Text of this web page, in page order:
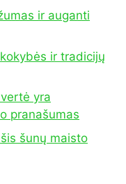
ir auganti
ir tradicijų
yra
pranašumas
šunų maisto